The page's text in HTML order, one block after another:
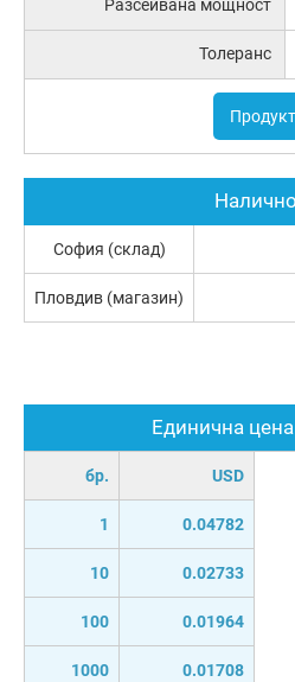
Разсейвана мощност
Толеранс
Единична
бр. USD
1 0.04782
10 0.02733
100 0.01964
1000 0.01708
София (склад)
Пловдив (магазин)